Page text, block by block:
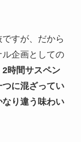
すが、だから
企画としての
2時間サスペン
に混ざってい
り違う味わい